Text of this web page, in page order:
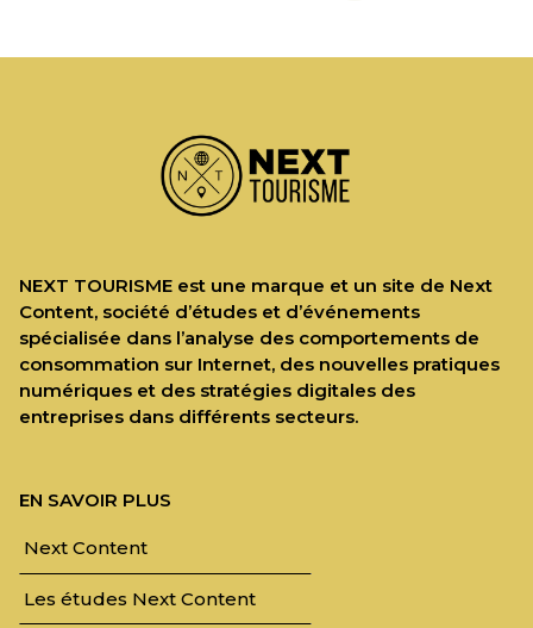
NEXT TOURISME est une marque et un site de Next
Content, société d’études et d’événements
spécialisée dans l’analyse des comportements de
consommation sur Internet, des nouvelles pratiques
numériques et des stratégies digitales des
entreprises dans différents secteurs.
EN SAVOIR PLUS
Next Content
Les études Next Content